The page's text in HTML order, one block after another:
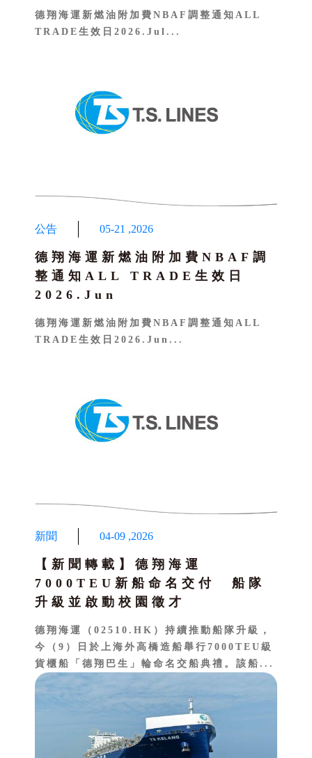
德翔海運新燃油附加費NBAF調整通知ALL
TRADE生效日2026.Jul...
公告 05-21 ,2026
德翔海運新燃油附加費NBAF調
整通知ALL TRADE生效日
2026.Jun
德翔海運新燃油附加費NBAF調整通知ALL
TRADE生效日2026.Jun...
新聞 04-09 ,2026
【新聞轉載】德翔海運
7000TEU新船命名交付 船隊
升級並啟動校園徵才
德翔海運（02510.HK）持續推動船隊升級，
今（9）日於上海外高橋造船舉行7000TEU級
貨櫃船「德翔巴生」輪命名交船典禮。該船...